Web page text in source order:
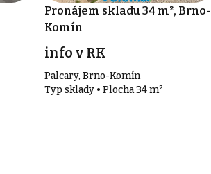
Pronájem skladu 34 m², Brno-
Komín
info v RK
Palcary, Brno-Komín
Typ sklady • Plocha 34 m²